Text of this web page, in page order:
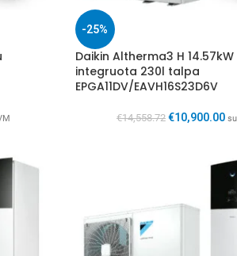
-25%
Daikin Altherma3 H 14.57kW
integruota 230l talpa
EPGA11DV/EAVH16S23D6V
€14,558.72 €10,900.00